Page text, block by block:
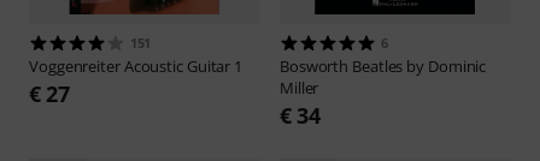
151
VoggenreiterAcoustic Guitar 1
€ 27
6
Bosworth Beatles by Dominic
Miller
€ 34